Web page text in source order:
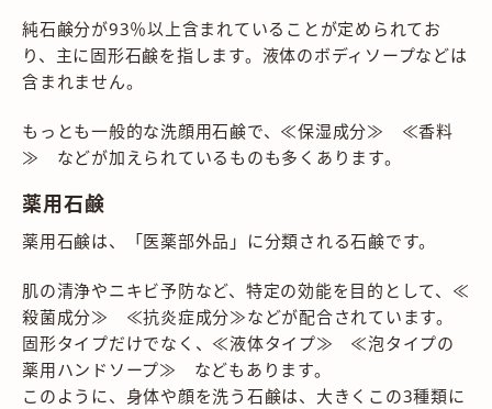
純石鹸分が93％以上含まれていることが定められてお
り、主に固形石鹸を指します。液体のボディソープなどは
含まれません。
もっとも一般的な洗顔用石鹸で、≪保湿成分≫ ≪香料
≫ などが加えられているものも多くあります。
薬用石鹸
薬用石鹸は、「医薬部外品」に分類される石鹸です。
肌の清浄やニキビ予防など、特定の効能を目的として、≪
殺菌成分≫ ≪抗炎症成分≫などが配合されています。
固形タイプだけでなく、≪液体タイプ≫ ≪泡タイプの
薬用ハンドソープ≫ などもあります。
このように、身体や顔を洗う石鹸は、大きくこの3種類に